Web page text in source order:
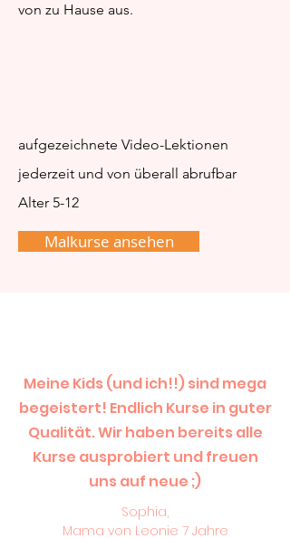
von zu Hause aus.
aufgezeichnete Video-Lektionen
jederzeit und von überall abrufbar
Alter 5-12
Malkurse ansehen
Meine Kids (und ich!!) sind mega
begeistert! Endlich Kurse in guter
Qualität. Wir haben bereits alle
Kurse ausprobiert und freuen
uns auf neue ;)
Sophia,
Mama von Leonie 7 Jahre